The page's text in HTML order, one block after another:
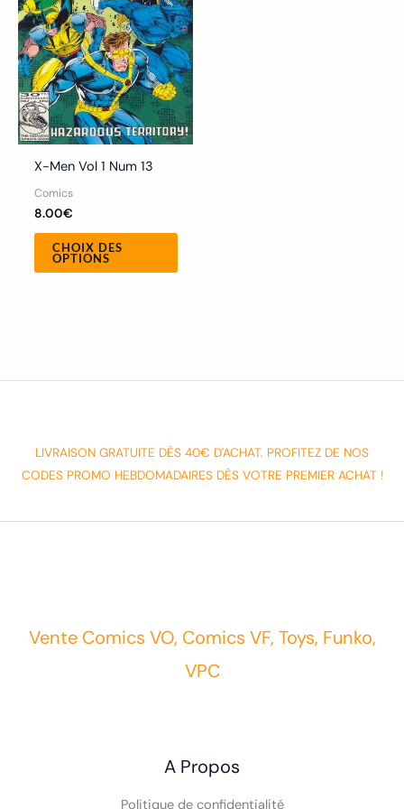
X-Men Vol 1 Num 13
Comics
8.00€
CHOIX DES
OPTIONS
Les
options
peuvent
être
choisies
sur
LIVRAISON GRATUITE DÈS 40€ D'ACHAT. PROFITEZ DE NOS
CODES PROMO HEBDOMADAIRES DÈS VOTRE PREMIER ACHAT !
Vente Comics VO, Comics VF, Toys, Funko,
VPC
A Propos
Politique de confidentialité